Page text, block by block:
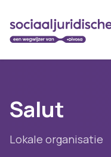
Salut
Lokale organisatie